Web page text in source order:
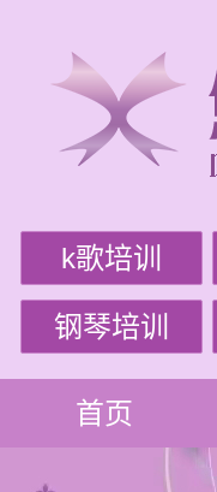
k歌培训
钢琴培训
首页